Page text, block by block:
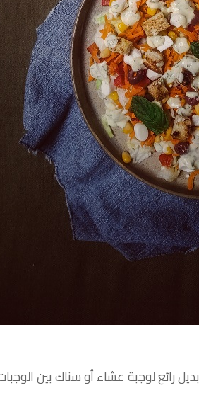
رائع لوجبة عشاء أو سناك بين